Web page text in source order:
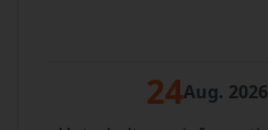
24Aug. 2026